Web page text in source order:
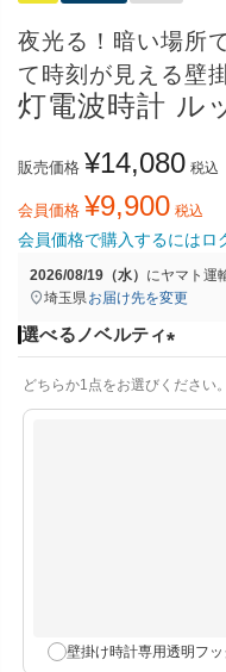
夜光る！暗い場所
て時刻が見える壁
灯電波時計 ル
販売価格 ¥14,080 税込
会員価格 ¥9,900 税込
会員価格で購入するにはロ
2026/08/19（水） にヤマト運
埼玉県お届け先を変更
選べるノベルティ
必
どちらか1点をお選びください
壁掛け時計専用透明フッ